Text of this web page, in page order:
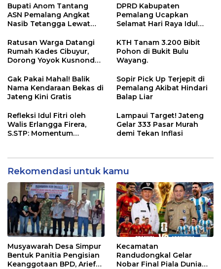
Sebagai Ketua
Ramaikan Acara
Bupati Anom Tantang
ASN Pemalang Angkat
Nasib Tetangga Lewat
DPRD Kabupaten
Pemalang Ucapkan
Selamat Hari Raya Idul
Ratusan Warga Datangi
Rumah Kades Cibuyur,
Dorong Yoyok Kusnondo
KTH Tanam 3.200 Bibit
Pohon di Bukit Bulu
Wayang.
Gak Pakai Mahal! Balik
Nama Kendaraan Bekas di
Jateng Kini Gratis
Sopir Pick Up Terjepit di
Pemalang Akibat Hindari
Balap Liar
Refleksi Idul Fitri oleh
Walis Erlangga Firera,
S.STP: Momentum
Lampaui Target! Jateng
Gelar 333 Pasar Murah
demi Tekan Inflasi
Rekomendasi untuk kamu
Musyawarah Desa Simpur
Bentuk Panitia Pengisian
Keanggotaan BPD, Arief
Kecamatan
Randudongkal Gelar
Nobar Final Piala Dunia